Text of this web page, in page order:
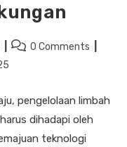
0 Comments
pengelolaan limbah
dihadapi oleh
teknologi